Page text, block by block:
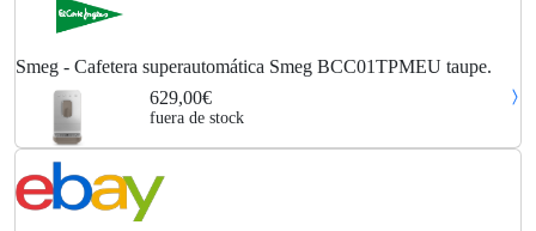
Smeg - Cafetera superautomática Smeg BCC01TPMEU taupe.
629,00€
fuera de stock